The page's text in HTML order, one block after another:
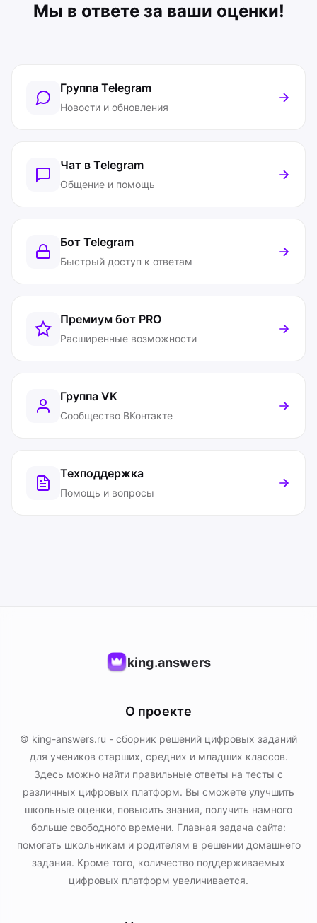
Мы в ответе за ваши оценки!
Группа Telegram
Новости и обновления
Чат в Telegram
Общение и помощь
Бот Telegram
Быстрый доступ к ответам
Премиум бот PRO
Расширенные возможности
Группа VK
Сообщество ВКонтакте
Техподдержка
Помощь и вопросы
king.answers
О проекте
© king-answers.ru - сборник решений цифровых заданий
для учеников старших, средних и младших классов.
Здесь можно найти правильные ответы на тесты с
различных цифровых платформ. Вы сможете улучшить
школьные оценки, повысить знания, получить намного
больше свободного времени. Главная задача сайта:
помогать школьникам и родителям в решении домашнего
задания. Кроме того, количество поддерживаемых
цифровых платформ увеличивается.